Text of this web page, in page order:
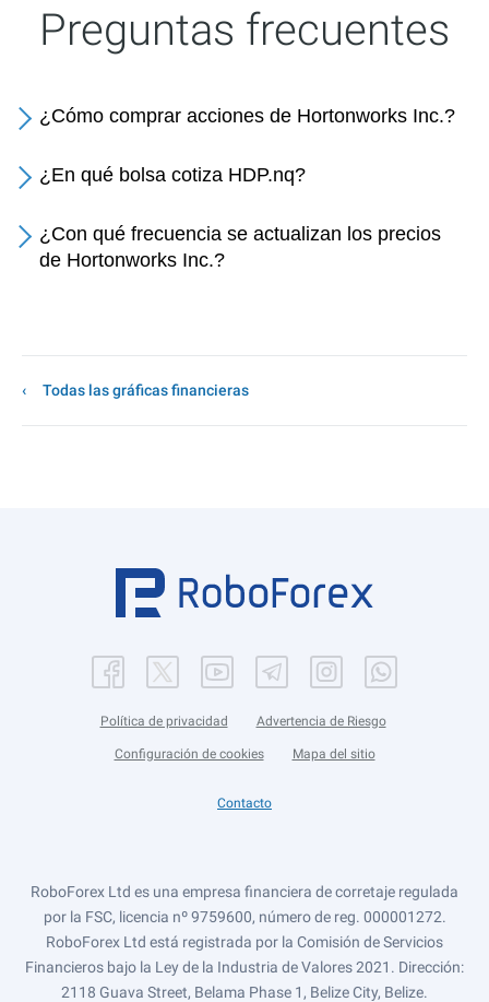
Preguntas frecuentes
¿Cómo comprar acciones de Hortonworks Inc.?
¿En qué bolsa cotiza HDP.nq?
¿Con qué frecuencia se actualizan los precios
de Hortonworks Inc.?
Todas las gráficas financieras
Política de privacidad Advertencia de Riesgo
Configuración de cookies Mapa del sitio
Contacto
RoboForex Ltd es una empresa financiera de corretaje regulada
por la FSC, licencia nº 9759600, número de reg. 000001272.
RoboForex Ltd está registrada por la Comisión de Servicios
Financieros bajo la Ley de la Industria de Valores 2021. Dirección:
2118 Guava Street, Belama Phase 1, Belize City, Belize.